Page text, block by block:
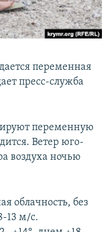
переменная
пресс-служба
переменную
Ветер юго-
воздуха ночью
облачность, без
13 м/с.